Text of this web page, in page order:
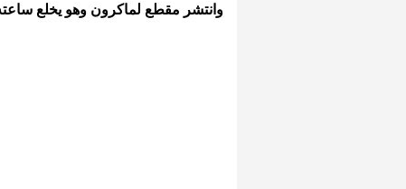
وانتشر مقطع لماكرون وهو يخلع ساعته